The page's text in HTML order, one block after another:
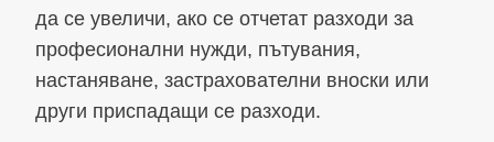
да се увеличи, ако се отчетат разходи за
професионални нужди, пътувания,
настаняване, застрахователни вноски или
други приспадащи се разходи.